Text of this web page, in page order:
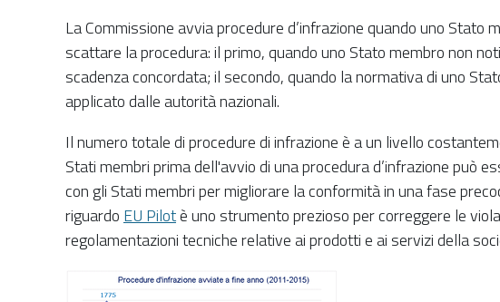
La Commissione avvia procedure d’infrazione quando uno
scattare la procedura: il primo, quando uno Stato membro non
scadenza concordata; il secondo, quando la normativa di uno
applicato dalle autorità nazionali.
Il numero totale di procedure di infrazione è a un livello
Stati membri prima dell'avvio di una procedura d’infrazione può
con gli Stati membri per migliorare la conformità in una fase
riguardo EU Pilotè uno strumento prezioso per correggere le
regolamentazioni tecniche relative ai prodotti e ai servizi della